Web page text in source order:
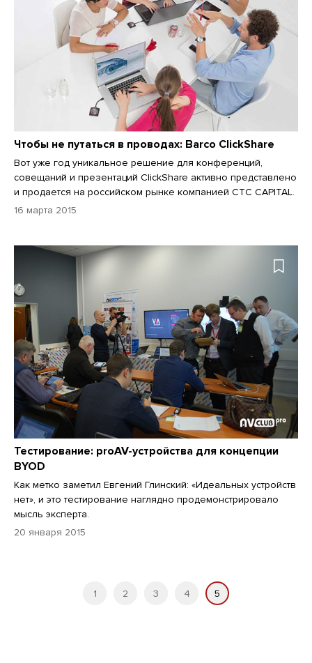
Чтобы не путаться в проводах: Barco ClickShare
Вот уже год уникальное решение для конференций,
совещаний и презентаций ClickShare активно представлено
и продается на российском рынке компанией CTC CAPITAL.
16 марта 2015
Тестирование: proAV-устройства для концепции
BYOD
Как метко заметил Евгений Глинский: «Идеальных устройств
нет», и это тестирование наглядно продемонстрировало
мысль эксперта.
20 января 2015
1 2 3 4 5